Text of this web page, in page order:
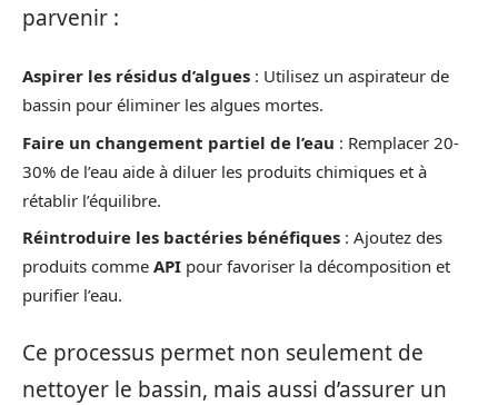
parvenir :
Aspirer les résidus d’algues : Utilisez un aspirateur de
bassin pour éliminer les algues mortes.
Faire un changement partiel de l’eau : Remplacer 20-
30% de l’eau aide à diluer les produits chimiques et à
rétablir l’équilibre.
Réintroduire les bactéries bénéfiques : Ajoutez des
produits comme API pour favoriser la décomposition et
purifier l’eau.
Ce processus permet non seulement de
nettoyer le bassin, mais aussi d’assurer un